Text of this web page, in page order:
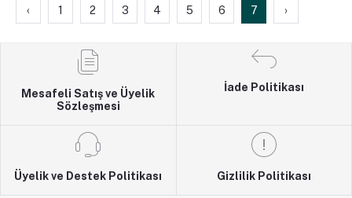
‹ 1 2 3 4 5 6 7 ›
Mesafeli Satış ve Üyelik
Sözleşmesi
İade Politikası
Üyelik ve Destek Politikası Gizlilik Politikası